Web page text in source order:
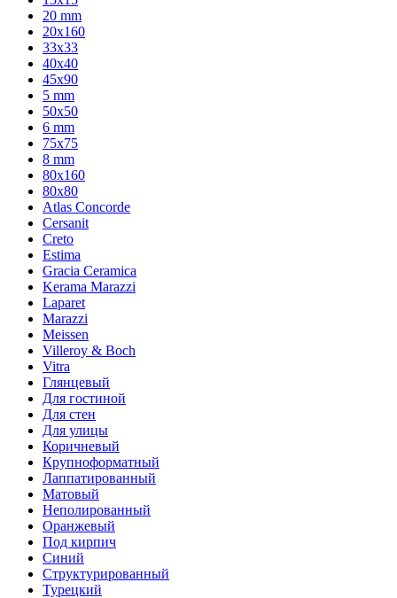
20 mm
20х160
33x33
40х40
45x90
5 mm
50x50
6 mm
75х75
8 mm
80x160
80x80
Atlas Concorde
Cersanit
Creto
Estima
Gracia Ceramica
Kerama Marazzi
Laparet
Marazzi
Meissen
Villeroy & Boch
Vitra
Глянцевый
Для гостиной
Для стен
Для улицы
Коричневый
Крупноформатный
Лаппатированный
Матовый
Неполированный
Оранжевый
Под кирпич
Синий
Структурированный
Турецкий